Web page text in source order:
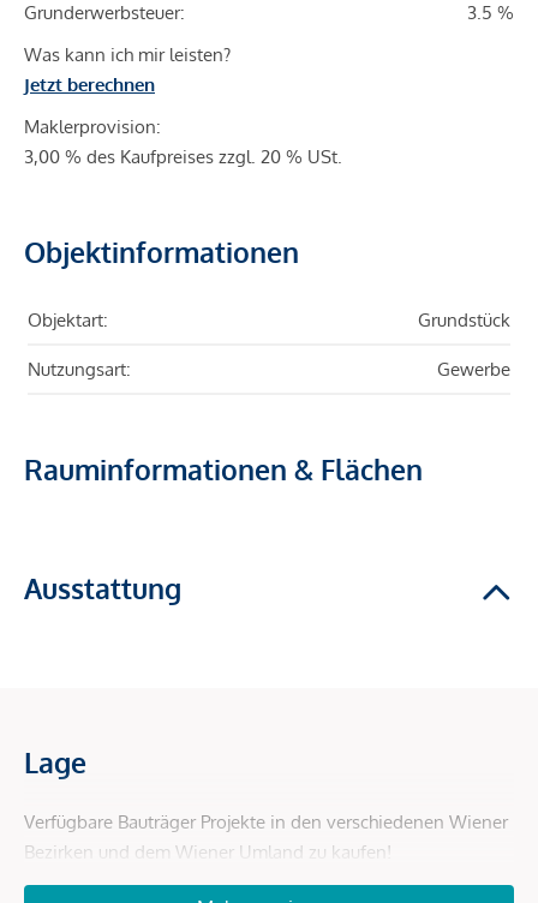
Grunderwerbsteuer:
3.5 %
Was kann ich mir leisten?
Jetzt berechnen
Maklerprovision:
3,00 % des Kaufpreises zzgl. 20 % USt.
Objektinformationen
Objektart: Grundstück
Nutzungsart: Gewerbe
Rauminformationen & Flächen
Ausstattung
Lage
Verfügbare Bauträger Projekte in den verschiedenen Wiener
Bezirken und dem Wiener Umland zu kaufen!